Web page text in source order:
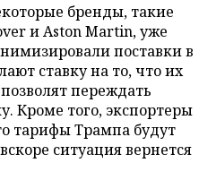
бренды, такие
и Aston Martin, уже
поставки в
ставку на то, что их
переждать
Кроме того, экспортеры
тарифы Трампа будут
ситуация вернется